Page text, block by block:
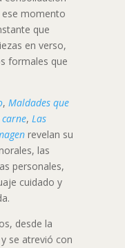
momento
que
en verso,
formales que
, Maldades que
, Las
revelan su
las
personales,
cuidado y
desde la
se atrevió con